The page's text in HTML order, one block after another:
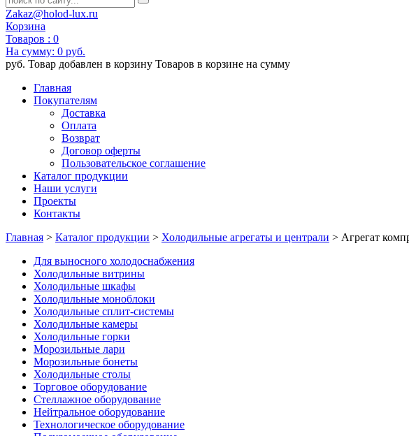
Zakaz@holod-lux.ru
Корзина
Товаров : 0
На сумму: 0 руб.
руб. Товар добавлен в корзину Товаров в корзине на сумму
Главная
Покупателям
Доставка
Оплата
Возврат
Договор оферты
Пользовательское соглашение
Каталог продукции
Наши услуги
Проекты
Контакты
Главная > Каталог продукции > Холодильные агрегаты и централи > Агрегат
Для выносного холодоснабжения
Холодильные витрины
Холодильные шкафы
Холодильные моноблоки
Холодильные сплит-системы
Холодильные камеры
Холодильные горки
Морозильные лари
Морозильные бонеты
Холодильные столы
Торговое оборудование
Стеллажное оборудование
Нейтральное оборудование
Технологическое оборудование